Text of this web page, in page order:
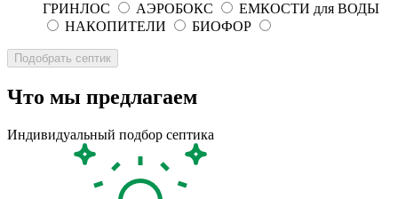
ГРИНЛОС
АЭРОБОКС
ЕМКОСТИ для ВОДЫ
НАКОПИТЕЛИ
БИОФОР
Что мы предлагаем
Индивидуальный подбор септика